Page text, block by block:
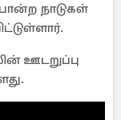
நாடுகள்
ஊடறுப்பு